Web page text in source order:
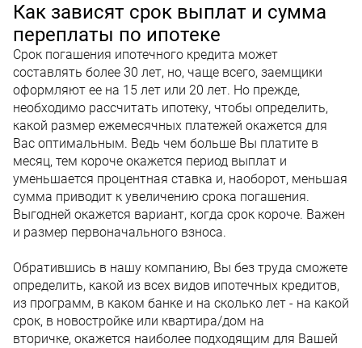
Как зависят срок выплат и сумма
переплаты по ипотеке
Срок погашения ипотечного кредита может
составлять более 30 лет, но, чаще всего, заемщики
оформляют ее на 15 лет или 20 лет. Но прежде,
необходимо рассчитать ипотеку, чтобы определить,
какой размер ежемесячных платежей окажется для
Вас оптимальным. Ведь чем больше Вы платите в
месяц, тем короче окажется период выплат и
уменьшается процентная ставка и, наоборот, меньшая
сумма приводит к увеличению срока погашения.
Выгодней окажется вариант, когда срок короче. Важен
и размер первоначального взноса.
Обратившись в нашу компанию, Вы без труда сможете
определить, какой из всех видов ипотечных кредитов,
из программ, в каком банке и на сколько лет - на какой
срок, в новостройке или квартира/дом на
вторичке, окажется наиболее подходящим для Вашей